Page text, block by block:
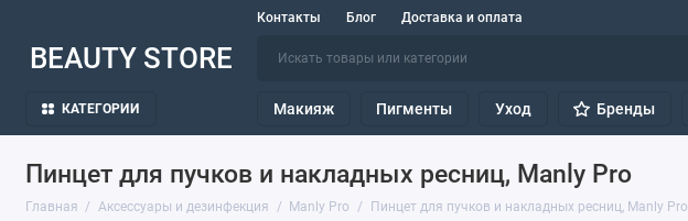
Контакты Блог Доставка и оплата
BEAUTY STORE
КАТЕГОРИИ Макияж Пигменты Уход Бренды
Пинцет для пучков и накладных ресниц, Manly Pro
Главная Аксессуары и дезинфекция Manly Pro Пинцет для пучков и накладных ресниц, Manly Pro